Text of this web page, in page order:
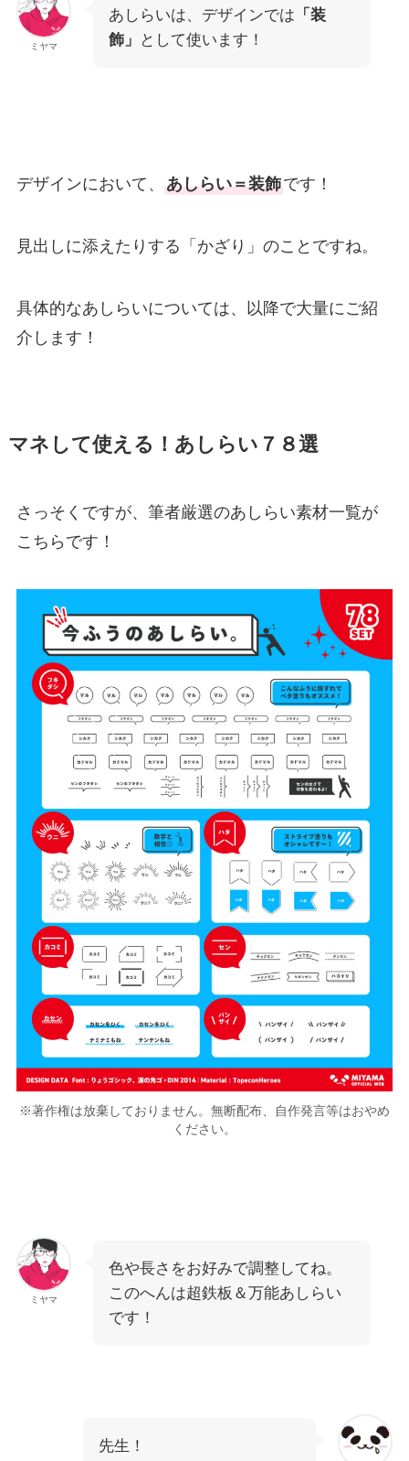
ミヤマ
あしらいは、デザインでは 「装
飾」
として使います！
デザインにおいて、 あしらい＝装飾です！
見出しに添えたりする「かざり」のことですね。
具体的なあしらいについては、以降で大量にご紹
介します！
マネして使える！あしらい７８選
さっそくですが、筆者厳選のあしらい素材一覧が
こちらです！
※著作権は放棄しておりません。無断配布、自作発言等はおやめ
ください。
ミヤマ
色や長さをお好みで調整してね。
このへんは超鉄板＆万能あしらい
です！
先生！